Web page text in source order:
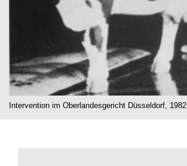
Intervention im Oberlandesgericht Düsseldorf, 1982